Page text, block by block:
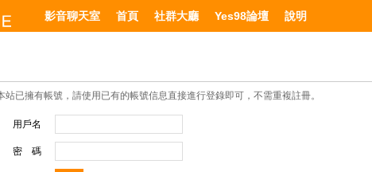
影音聊天室 首頁 社群大廳 Yes98論壇 說明
站已擁有帳號，請使用已有的帳號信息直接進行登錄即可，不需重複註冊。
用戶名
密 碼